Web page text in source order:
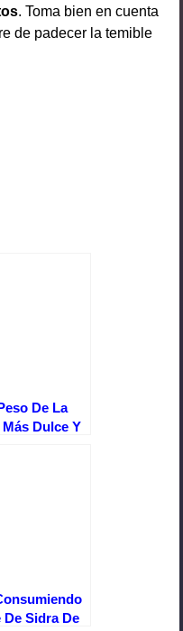
. Toma bien en cuenta
de padecer la temible
De La
Dulce Y
De Sidra De